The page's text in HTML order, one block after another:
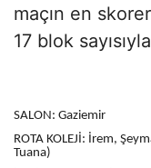
maçın en
17 blok
SALON: Gaziemir
ROTA KOLEJİ: İrem,
Tuana)